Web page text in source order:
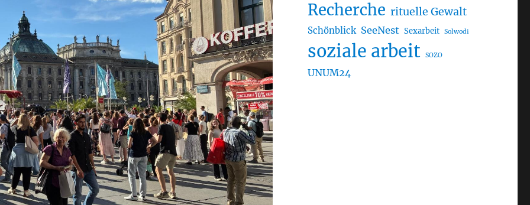
Recherche rituelle Gewalt
Schönblick SeeNest Sexarbeit Solwodi
soziale arbeit SOZO
UNUM24